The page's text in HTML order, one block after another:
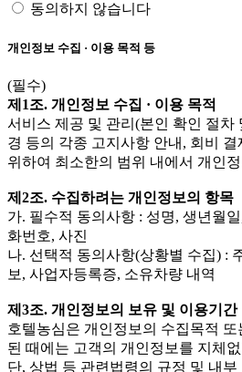
동의하지 않습니다
개인정보 수집 · 이용 목적 등
(필수)
제1조. 개인정보 수집 · 이용 목적
서비스 제공 및 관리(본인 확인 절차
경 등의 각종 고지사항 안내, 회비 결
위하여 최소한의 범위 내에서 개인
제2조. 수집하려는 개인정보의 항목
가. 필수적 동의사항 : 성명, 생년월
화번호, 사진
나. 선택적 동의사항(상황별 수집) :
보, 사업자등록증, 소유차량 내역
제3조. 개인정보의 보유 및 이용기간
호텔농심은 개인정보의 수집목적
된 때에는 고객의 개인정보를 지체
단, 상법 등 관련법령의 규정 및 내